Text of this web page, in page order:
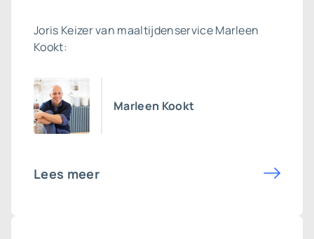
Joris Keizer van maaltijdenservice Marleen
Kookt:
Marleen Kookt
Lees meer